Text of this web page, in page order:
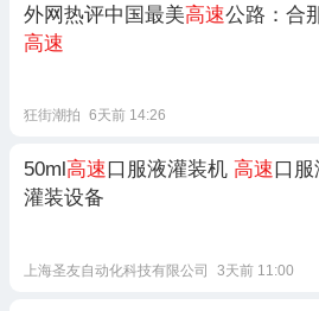
外网热评中国最美高速公路：合
高速
狂街潮拍 6天前 14:26
50ml 高速 口服液灌装机 高速 口服
灌装设备
上海圣友自动化科技有限公司 3天前 11:00